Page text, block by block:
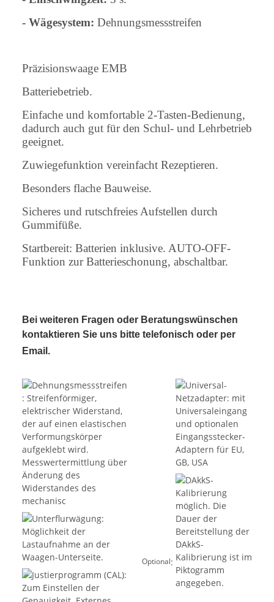
- Wägesystem: Dehnungsmessstreifen
Präzisionswaage EMB
Batteriebetrieb.
Einfache und komfortable 2-Tasten-Bedienung,
dadurch auch gut für den Schul- und Lehrbetrieb
geeignet.
Zuwiegefunktion vereinfacht Rezeptieren.
Besonders flache Bauweise.
Sicheres und rutschfreies Aufstellen durch
Gummifüße.
Startbereit: Batterien inklusive. AUTO-OFF-
Funktion zur Batterieschonung, abschaltbar.
Bei weiteren Fragen oder Beratungswünschen
kontaktieren Sie uns bitte telefonisch oder per
Email.
Optional: